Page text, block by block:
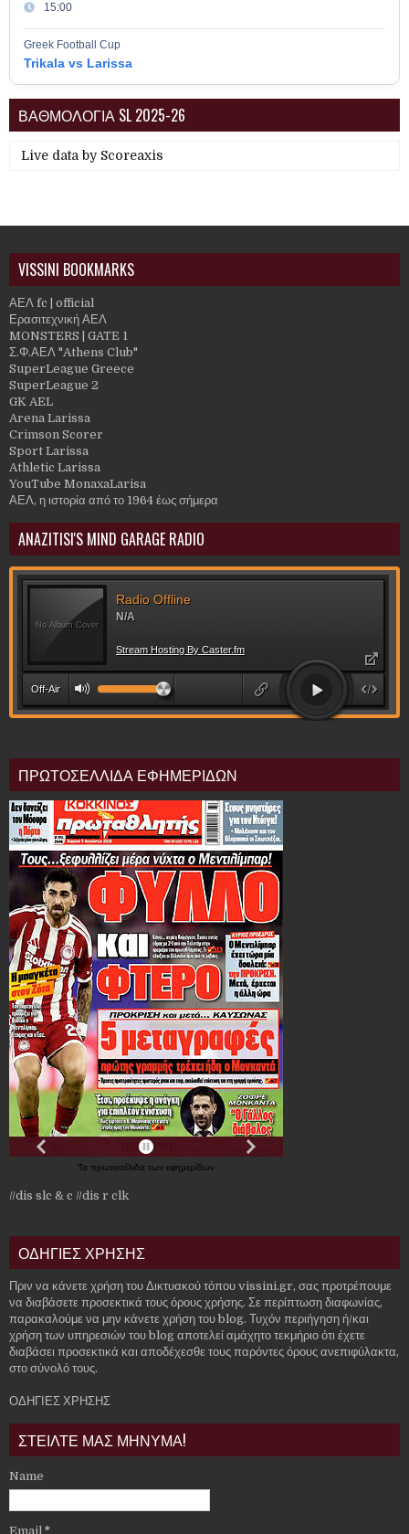
15:00
Greek Football Cup
Trikala vs Larissa
ΒΑΘΜΟΛΟΓΙΑ SL 2025-26
Live data by Scoreaxis
VISSINI BOOKMARKS
ΑΕΛ fc | official
Ερασιτεχνική ΑΕΛ
MONSTERS | GATE 1
Σ.Φ.ΑΕΛ "Athens Club"
SuperLeague Greece
SuperLeague 2
GK AEL
Arena Larissa
Crimson Scorer
Sport Larissa
Athletic Larissa
YouTube MonaxaLarisa
ΑΕΛ, η ιστορία από το 1964 έως σήμερα
ANAZITISI'S MIND GARAGE RADIO
ΠΡΩΤΟΣΕΛΛΙΔΑ ΕΦΗΜΕΡΙΔΩΝ
Τα πρωτοσέλιδα των εφημερίδων
//dis slc & c //dis r clk
ΟΔΗΓΙΕΣ ΧΡΗΣΗΣ
Πριν να κάνετε χρήση του Δικτυακού τόπου vissini.gr, σας προτρέπουμε
να διαβάσετε προσεκτικά τους όρους χρήσης. Σε περίπτωση διαφωνίας,
παρακαλούμε να μην κάνετε χρήση του blog. Τυχόν περιήγηση ή/και
χρήση των υπηρεσιών του blog αποτελεί αμάχητο τεκμήριο ότι έχετε
διαβάσει προσεκτικά και αποδέχεσθε τους παρόντες όρους ανεπιφύλακτα,
στο σύνολό τους.
ΟΔΗΓΙΕΣ ΧΡΗΣΗΣ
ΣΤΕΙΛΤΕ ΜΑΣ ΜΗΝΥΜΑ!
Name
Email *